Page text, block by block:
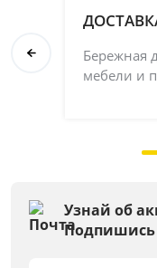
Бережная
мебели и
Узнай об
Подпишись